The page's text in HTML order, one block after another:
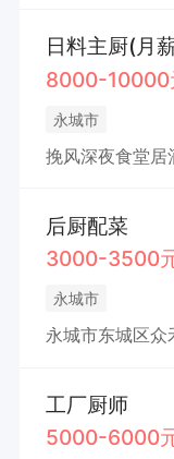
日料主厨(月
8000-10000
永城市
后厨配菜
3000-3500
永城市
永城市东城区众
工厂厨师
5000-6000